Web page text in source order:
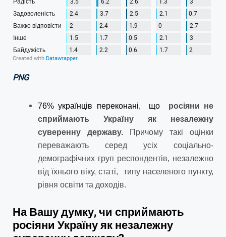
PNG
76% українців переконані, що росіяни не
сприймають Україну як незалежну
суверенну державу.
Причому такі оцінки
переважають серед усіх соціально-
демографічних груп респондентів, незалежно
від їхнього віку, статі, типу населеного пункту,
рівня освіти та доходів.